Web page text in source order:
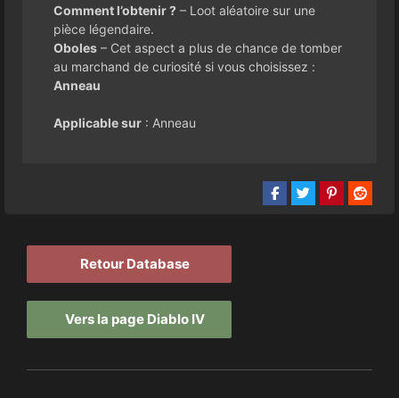
Comment l’obtenir ? – Loot aléatoire sur une
pièce légendaire.
Oboles – Cet aspect a plus de chance de tomber
au marchand de curiosité si vous choisissez :
Anneau
Applicable sur : Anneau
Retour Database
Vers la page Diablo IV